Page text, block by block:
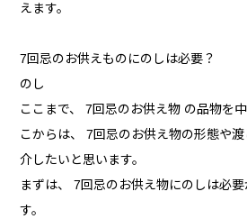
えます。
7回忌のお供えものにのしは必要？
のし
ここまで、 7回忌のお供え物 の品物を
こからは、 7回忌のお供え物の形態や
介したいと思います。
まずは、 7回忌のお供え物にのしは必
す。